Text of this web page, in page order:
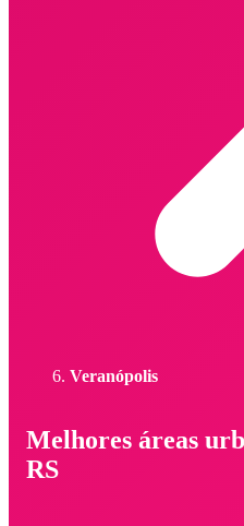
Veranópolis
Melhores áreas
RS